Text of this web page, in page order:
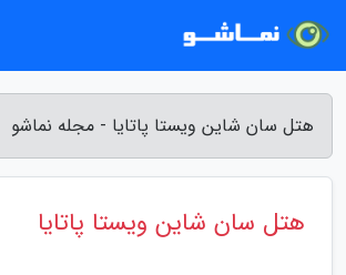
هتل سان شاین ویستا پاتایا - مجله نماشو
هتل سان شاین ویستا پاتایا